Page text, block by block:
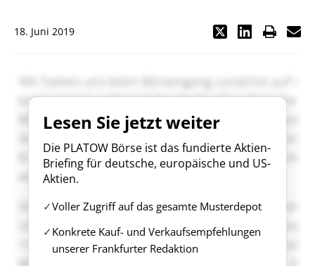
18. Juni 2019
Lesen Sie jetzt weiter
Die PLATOW Börse ist das fundierte Aktien-
Briefing für deutsche, europäische und US-
Aktien.
Voller Zugriff auf das gesamte Musterdepot
Konkrete Kauf- und Verkaufsempfehlungen
unserer Frankfurter Redaktion